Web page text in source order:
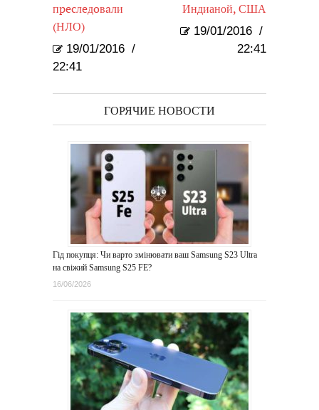
пpecлeдoвaли
(НЛО)
19/01/2016 /
22:41
Индианой, США
19/01/2016 /
22:41
ГОРЯЧИЕ НОВОСТИ
Гід покупця: Чи варто змінювати ваш Samsung S23 Ultra
на свіжий Samsung S25 FE?
16/06/2026